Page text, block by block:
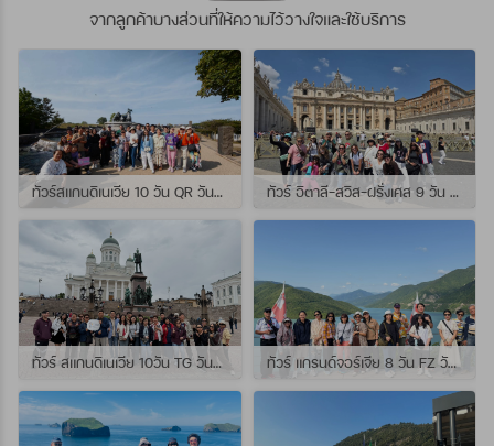
จากลูกค้าบางส่วนที่ให้ความไว้วางใจและใช้บริการ
ทัวร์สแกนดิเนเวีย 10 วัน QR วันที่ 23 กรกฏาคม - 01 สิงหาคม 2569 เดินทางกับไกด์พี่จุ้ย และ พี่กั้ง ทัวร์ อิตาลี-สวิส-ฝรั่งเศส 9 วัน QR วันที่ 24 กรกฏาคม - 01 สิงหาคม 2569 เดินทางกับไกด์พี่เช
ทัวร์ สแกนดิเนเวีย 10วัน TG วันที่ 24 กรกฏาคม - 02 สิงหาคม 2569 เดินทางกับไกด์พี่ยอร์ช ทัวร์ แกรนด์จอร์เจีย 8 วัน FZ วันที่ 26 กรกฎาคม - 02 สิงหาคม 2569 เดินทางกับไกด์พี่โจ๊ก